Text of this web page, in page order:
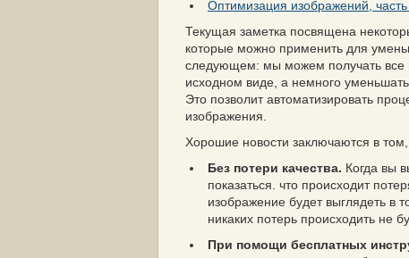
Оптимизация изображений,
Текущая заметка посвящена
которые можно применить для
следующем: мы можем получать все
исходном виде, а немного
Это позволит автоматизировать
изображения.
Хорошие новости заключаются в
Без потери качества. Когда вы
показаться. что происходит
изображение будет выглядеть в
никаких потерь происходить не
При помощи бесплатных